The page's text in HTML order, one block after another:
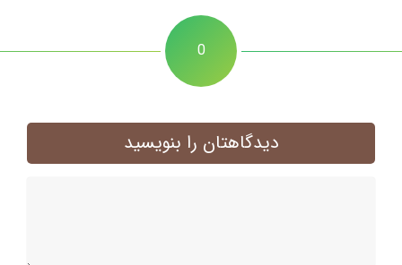
0
دیدگاهتان را بنویسید